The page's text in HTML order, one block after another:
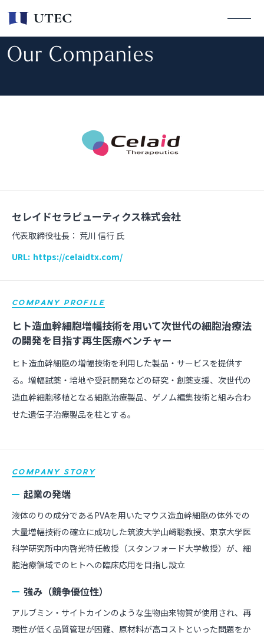
Our Companies
セレイドセラピューティクス株式会社
代表取締役社長： 荒川 信行 氏
URL: https://celaidtx.com/
COMPANY PROFILE
ヒト造血幹細胞増幅技術を用いて次世代の細胞治療法
の開発を目指す再生医療ベンチャー
ヒト造血幹細胞の増幅技術を利用した製品・サービスを提供す
る。増幅試薬・培地や受託開発などの研究・創薬支援、次世代の
造血幹細胞移植となる細胞治療製品、ゲノム編集技術と組み合わ
せた遺伝子治療製品を柱とする。
COMPANY STORY
起業の発端
液体のりの成分であるPVAを用いたマウス造血幹細胞の体外での
大量増幅技術の確立に成功した筑波大学山﨑聡教授、東京大学医
科学研究所中内啓光特任教授（スタンフォード大学教授）が、細
胞治療領域でのヒトへの臨床応用を目指し設立
強み（競争優位性）
アルブミン・サイトカインのような生物由来物質が使用され、再
現性が低く品質管理が困難、原材料が高コストといった問題をか